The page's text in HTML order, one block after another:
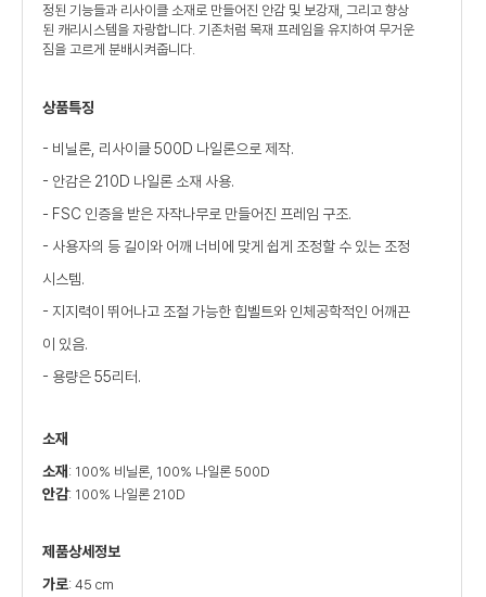
정된 기능들과 리사이클 소재로 만들어진 안감 및 보강재, 그리고 향상
된 캐리시스템을 자랑합니다. 기존처럼 목재 프레임을 유지하여 무거운
짐을 고르게 분배시켜줍니다.
상품특징
- 비닐론, 리사이클 500D 나일론으로 제작.
- 안감은 210D 나일론 소재 사용.
- FSC 인증을 받은 자작나무로 만들어진 프레임 구조.
- 사용자의 등 길이와 어깨 너비에 맞게 쉽게 조정할 수 있는 조정
시스템.
- 지지력이 뛰어나고 조절 가능한 힙벨트와 인체공학적인 어깨끈
이 있음.
- 용량은 55리터.
소재
소재 : 100% 비닐론, 100% 나일론 500D
안감: 100% 나일론 210D
제품상세정보
가로: 45 cm